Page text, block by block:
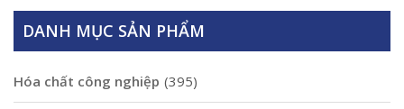
DANH MỤC SẢN PHẨM
Hóa chất công nghiệp (395)